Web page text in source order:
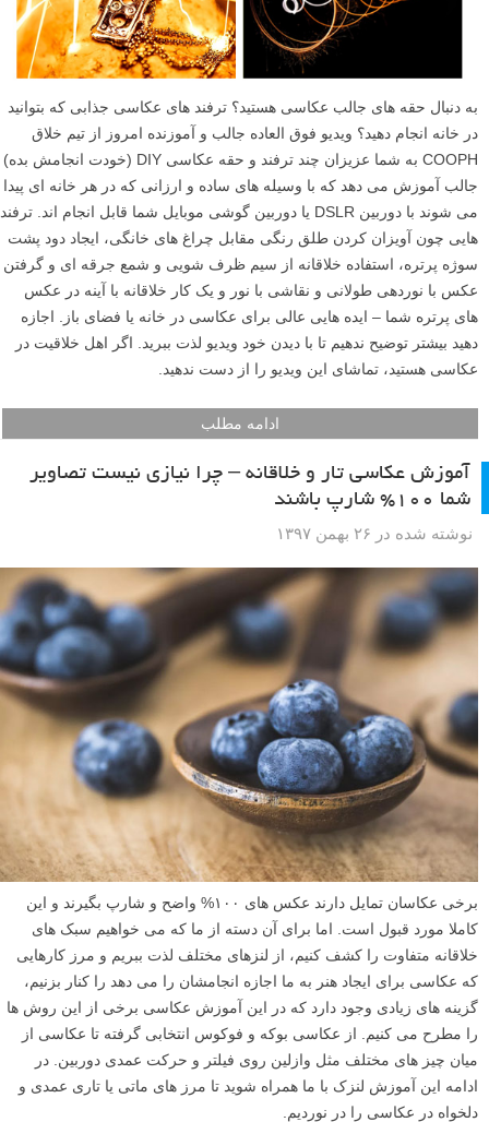
به دنبال حقه های جالب عکاسی هستید؟ ترفند های عکاسی جذابی که بتوانید
در خانه انجام دهید؟ ویدیو فوق العاده جالب و آموزنده امروز از تیم خلاق
COOPH به شما عزیزان چند ترفند و حقه عکاسی DIY (خودت انجامش بده)
جالب آموزش می دهد که با وسیله های ساده و ارزانی که در هر خانه ای پیدا
می شوند با دوربین DSLR یا دوربین گوشی موبایل شما قابل انجام اند. ترفند
هایی چون آویزان کردن طلق رنگی مقابل چراغ های خانگی، ایجاد دود پشت
سوژه پرتره، استفاده خلاقانه از سیم ظرف شویی و شمع جرقه ای و گرفتن
عکس با نوردهی طولانی و نقاشی با نور و یک کار خلاقانه با آینه در عکس
های پرتره شما – ایده هایی عالی برای عکاسی در خانه یا فضای باز. اجازه
دهید بیشتر توضیح ندهیم تا با دیدن خود ویدیو لذت ببرید. اگر اهل خلاقیت در
عکاسی هستید، تماشای این ویدیو را از دست ندهید.
ادامه مطلب
آموزش عکاسی تار و خلاقانه – چرا نیازی نیست تصاویر
شما ۱۰۰% شارپ باشند
نوشته شده در ۲۶ بهمن ۱۳۹۷
برخی عکاسان تمایل دارند عکس های ۱۰۰% واضح و شارپ بگیرند و این
کاملا مورد قبول است. اما برای آن دسته از ما که می خواهیم سبک های
خلاقانه متفاوت را کشف کنیم، از لنزهای مختلف لذت ببریم و مرز کارهایی
که عکاسی برای ایجاد هنر به ما اجازه انجامشان را می دهد را کنار بزنیم،
گزینه های زیادی وجود دارد که در این آموزش عکاسی برخی از این روش ها
را مطرح می کنیم. از عکاسی بوکه و فوکوس انتخابی گرفته تا عکاسی از
میان چیز های مختلف مثل وازلین روی فیلتر و حرکت عمدی دوربین. در
ادامه این آموزش لنزک با ما همراه شوید تا مرز های ماتی یا تاری عمدی و
دلخواه در عکاسی را در نوردیم.